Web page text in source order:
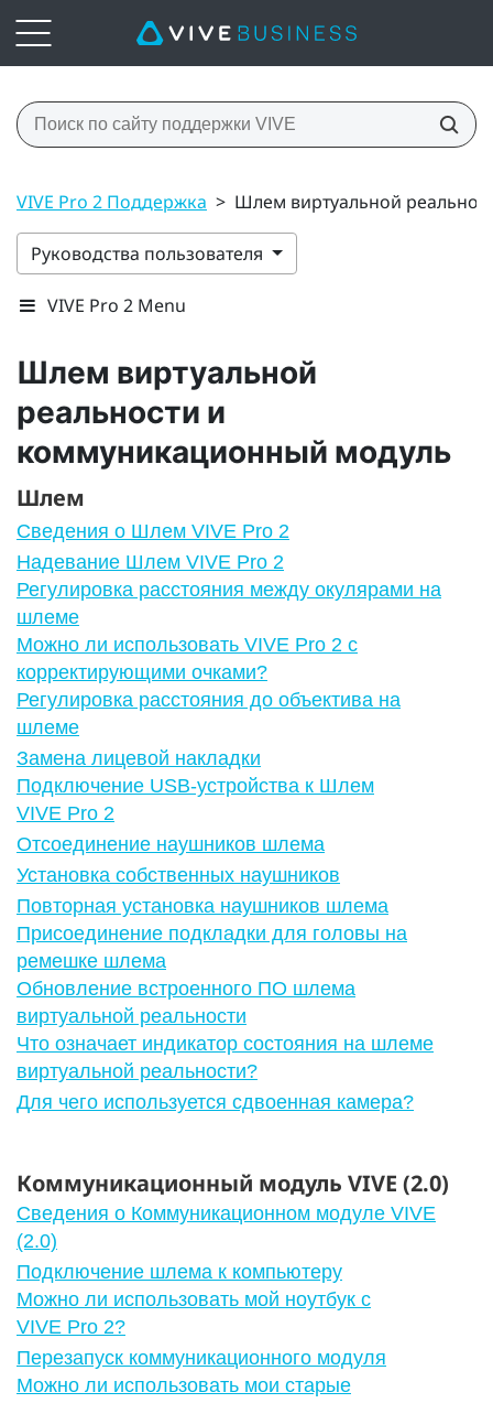
VIVE Pro 2 Поддержка > Шлем виртуальной
Руководства пользователя
VIVE Pro 2 Menu
Шлем виртуальной
реальности и
коммуникационный модуль
Шлем
Сведения о Шлем VIVE Pro 2
Надевание Шлем VIVE Pro 2
Регулировка расстояния между окулярами на
шлеме
Можно ли использовать VIVE Pro 2 c
корректирующими очками?
Регулировка расстояния до объектива на
шлеме
Замена лицевой накладки
Подключение USB-устройства к Шлем
VIVE Pro 2
Отсоединение наушников шлема
Установка собственных наушников
Повторная установка наушников шлема
Присоединение подкладки для головы на
ремешке шлема
Обновление встроенного ПО шлема
виртуальной реальности
Что означает индикатор состояния на шлеме
виртуальной реальности?
Для чего используется сдвоенная камера?
Коммуникационный модуль VIVE (2.0)
Сведения о Коммуникационном модуле VIVE
(2.0)
Подключение шлема к компьютеру
Можно ли использовать мой ноутбук с
VIVE Pro 2?
Перезапуск коммуникационного модуля
Можно ли использовать мои старые